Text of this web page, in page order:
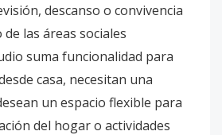
descanso o convivencia
las áreas sociales
suma funcionalidad para
casa, necesitan una
un espacio flexible para
del hogar o actividades